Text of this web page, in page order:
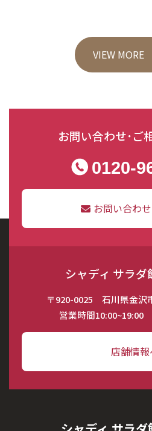
VIEW MORE
お問い合わせ･ご
0120-
お問い合わ
シャディ サラダ
〒920-0025 石川県金沢
営業時間10:00~19:00
店舗情報